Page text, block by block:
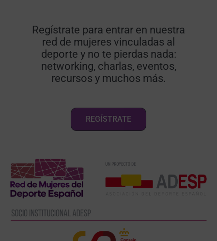
Regístrate para entrar en nuestra
red de mujeres vinculadas al
deporte y no te pierdas nada:
networking, charlas, eventos,
recursos y muchos más.
REGÍSTRATE